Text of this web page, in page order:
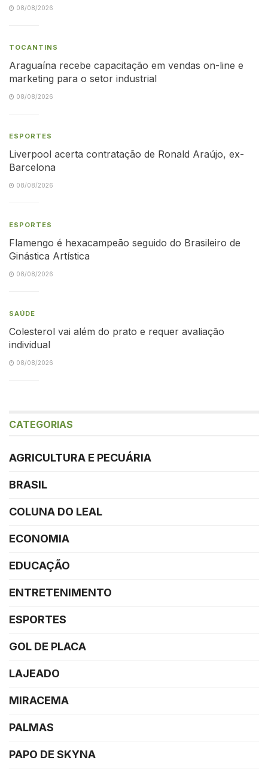
08/08/2026
TOCANTINS
Araguaína recebe capacitação em vendas on-line e
marketing para o setor industrial
08/08/2026
ESPORTES
Liverpool acerta contratação de Ronald Araújo, ex-
Barcelona
08/08/2026
ESPORTES
Flamengo é hexacampeão seguido do Brasileiro de
Ginástica Artística
08/08/2026
SAÚDE
Colesterol vai além do prato e requer avaliação
individual
08/08/2026
CATEGORIAS
AGRICULTURA E PECUÁRIA
BRASIL
COLUNA DO LEAL
ECONOMIA
EDUCAÇÃO
ENTRETENIMENTO
ESPORTES
GOL DE PLACA
LAJEADO
MIRACEMA
PALMAS
PAPO DE SKYNA